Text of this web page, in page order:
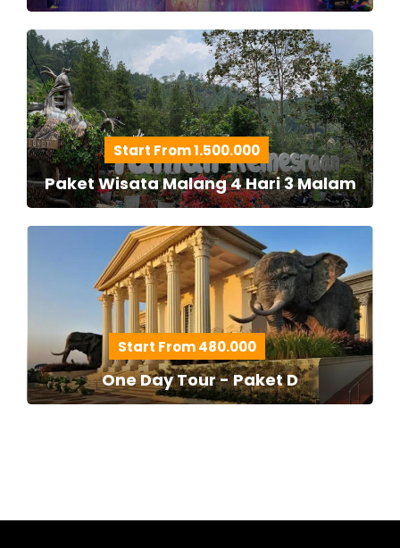
Start From 1.500.000
Paket Wisata Malang 4 Hari 3 Malam
Start From 480.000
One Day Tour - Paket D